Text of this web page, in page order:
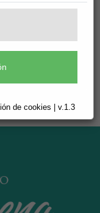
de cookies | v.1.3